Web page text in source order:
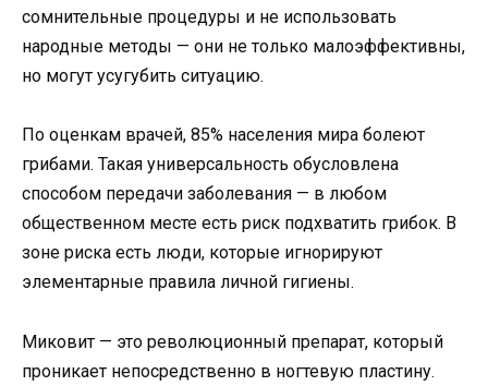
сомнительные процедуры и не использовать
народные методы — они не только малоэффективны,
но могут усугубить ситуацию.
По оценкам врачей, 85% населения мира болеют
грибами. Такая универсальность обусловлена ​​
способом передачи заболевания — в любом
общественном месте есть риск подхватить грибок. В
зоне риска есть люди, которые игнорируют
элементарные правила личной гигиены.
Миковит — это революционный препарат, который
проникает непосредственно в ногтевую пластину.